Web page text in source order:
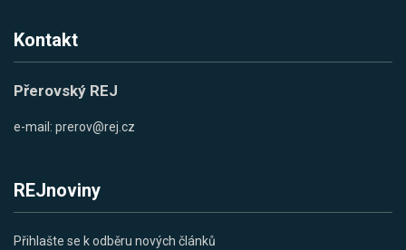
Kontakt
Přerovský REJ
e-mail: prerov@rej.cz
REJnoviny
Přihlašte se k odběru nových článků